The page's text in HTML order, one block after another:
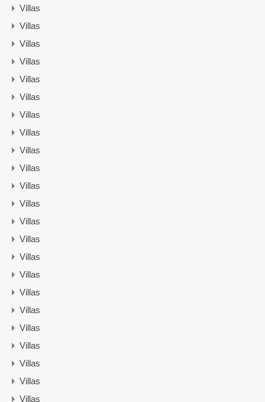
Villas
Villas
Villas
Villas
Villas
Villas
Villas
Villas
Villas
Villas
Villas
Villas
Villas
Villas
Villas
Villas
Villas
Villas
Villas
Villas
Villas
Villas
Villas